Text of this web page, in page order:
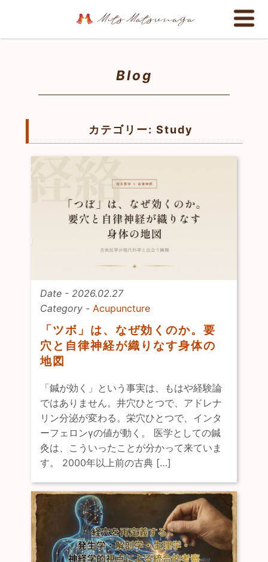
Blog
カテゴリー: Study
Date - 2026.02.27
Category - Acupuncture
「ツボ」は、なぜ効くのか。要
穴と自律神経が織りなす身体の
地図
「鍼が効く」という事実は、もはや経験論
ではありません。井穴ひとつで、アドレナ
リン分泌が変わる。栄穴ひとつで、インタ
ーフェロンγの値が動く。 医学としての鍼
灸は、こういったことが分かって来ていま
す。 2000年以上前の古典 […]